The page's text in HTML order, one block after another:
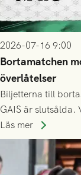
2026-07-16 9:00
Bortamatchen
överlåtelser
Biljetterna till
GAIS är slutsålda.
ännu inte har
inte själv överlåta
Läs mer